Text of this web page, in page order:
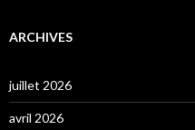
ARCHIVES
juillet 2026
avril 2026